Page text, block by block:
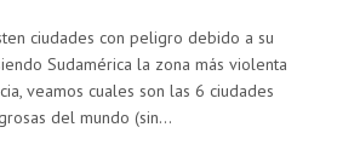
ciudades con peligro debido a su
Sudamérica la zona más violenta
veamos cuales son las 6 ciudades
del mundo (sin…